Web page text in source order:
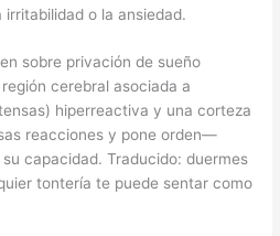
o la ansiedad.
sobre privación de sueño
cerebral asociada a
hiperreactiva y una corteza
reacciones y pone orden—
capacidad. Traducido: duermes
tontería te puede sentar como